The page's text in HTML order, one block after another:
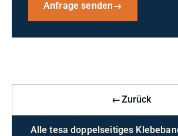
Anfrage senden→
←Zurück
Alle tesa doppelseitiges